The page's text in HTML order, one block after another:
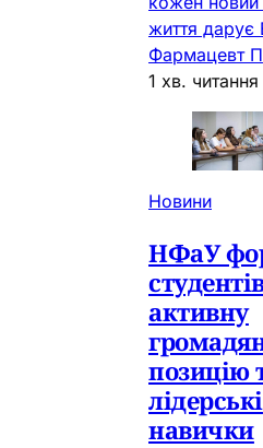
життя дарує
Фармацевт
1 хв. читання
Новини
НФаУ
активну
позицію
лідерські
навички